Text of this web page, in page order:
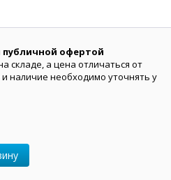
публичной офертой
складе, а цена отличаться от
наличие необходимо уточнять у